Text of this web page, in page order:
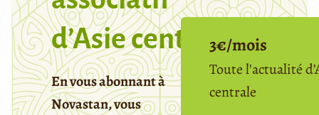
d’Asie centrale
En vous abonnant à
Novastan, vous
3€/mois
Toute l’actualité
centrale